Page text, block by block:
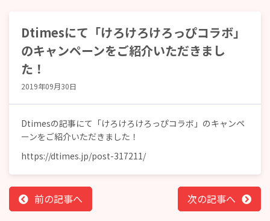
Dtimesにて「けろけろけろっぴコラボ」
のキャンペーンをご紹介いただきまし
た！
2019年09月30日
Dtimesの記事にて「けろけろけろっぴコラボ」のキャンペ
ーンをご紹介いただきました！
https://dtimes.jp/post-317211/
前の記事へ 次の記事へ